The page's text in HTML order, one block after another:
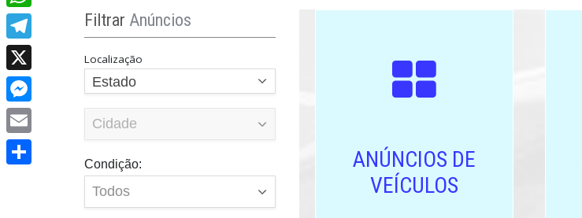
ANÚNCIOS DE
VEÍCULOS
Filtrar Anúncios
Localização
Estado
Condição:
WhatsApp
Telegram
X
Messenger
Email